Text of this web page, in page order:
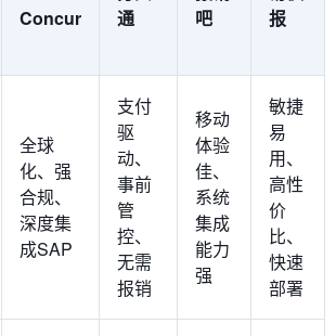
Concur
通
吧
报
全球
化、强
合规、
深度集
成SAP
支付
驱
动、
事前
管
控、
无需
报销
移动
体验
佳、
系统
集成
能力
强
敏捷
易
用、
高性
价
比、
快速
部署